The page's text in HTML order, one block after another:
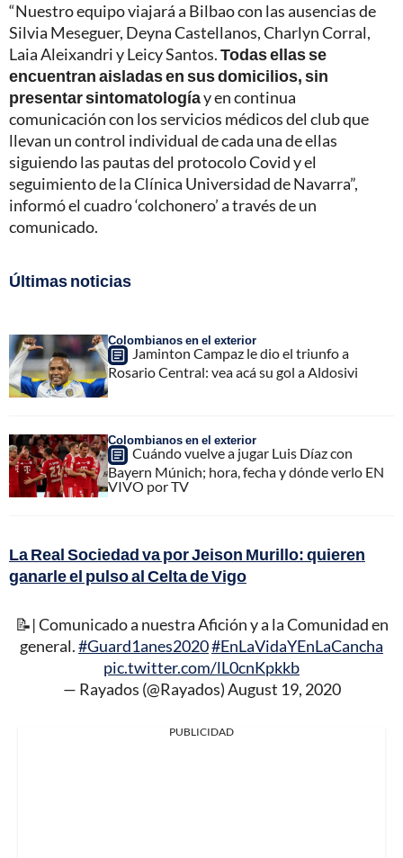
“Nuestro equipo viajará a Bilbao con las ausencias de
Silvia Meseguer, Deyna Castellanos, Charlyn Corral,
Laia Aleixandri y Leicy Santos.Todas ellas se
encuentran aisladas en sus domicilios, sin
presentar sintomatologíay en continua
comunicación con los servicios médicos del club que
llevan un control individual de cada una de ellas
siguiendo las pautas del protocolo Covid y el
seguimiento de la Clínica Universidad de Navarra”,
informó el cuadro ‘colchonero’ a través de un
comunicado.
Últimas noticias
Colombianos en el exterior
Jaminton Campaz le dio el triunfo a
Rosario Central: vea acá su gol a Aldosivi
Colombianos en el exterior
Cuándo vuelve a jugar Luis Díaz con
Bayern Múnich; hora, fecha y dónde verlo EN
VIVO por TV
La Real Sociedad va por Jeison Murillo: quieren
ganarle el pulso al Celta de Vigo
📝| Comunicado a nuestra Afición y a la Comunidad en
general.#Guard1anes2020#EnLaVidaYEnLaCancha
pic.twitter.com/lL0cnKpkkb
— Rayados (@Rayados)August 19, 2020
PUBLICIDAD